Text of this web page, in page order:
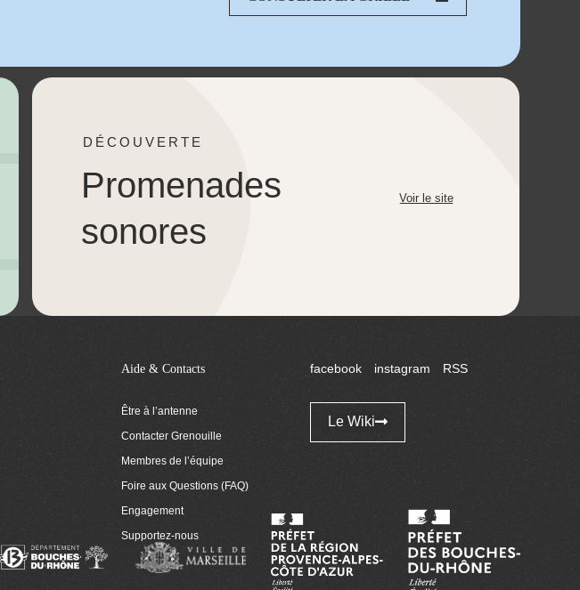
DÉCOUVERTE
Promenades
sonores
Voir le site
Aide & Contacts
Être à l’antenne
Contacter Grenouille
Membres de l’équipe
Foire aux Questions (FAQ)
Engagement
Supportez-nous
facebook instagram RSS
Le Wiki